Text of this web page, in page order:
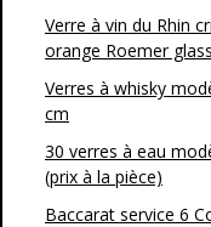
Verre à vin du Rhin
orange Roemer glass
Verres à whisky
cm
30 verres à eau
(prix à la pièce)
Baccarat service 6